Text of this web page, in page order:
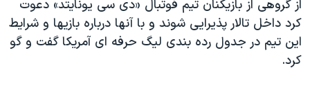
از گروهی از بازیکنان تیم فوتبال «دی سی یونایتد» دعوت
کرد داخل تالار پذیرایی شوند و با آنها درباره بازیها و شرایط
این تیم در جدول رده بندی لیگ حرفه ای آمریکا گفت و گو
کرد.